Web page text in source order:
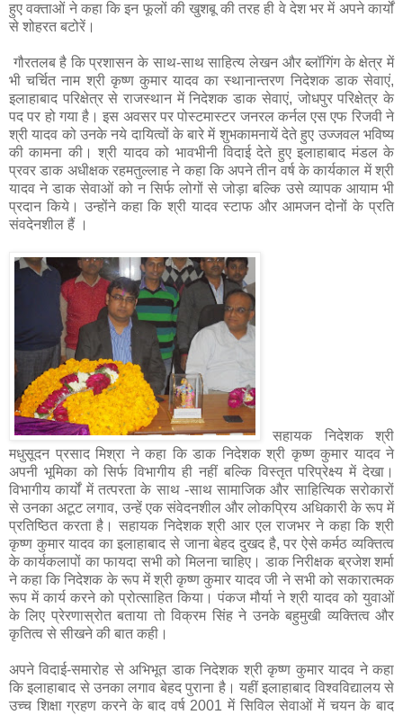
हुए वक्ताओं ने कहा कि इन फूलों की खुशबू की तरह ही वे देश भर में अपने कार्यों
से शोहरत बटोरें।
गौरतलब है कि प्रशासन के साथ-साथ साहित्य लेखन और ब्लॉगिंग के क्षेत्र में
भी चर्चित नाम श्री कृष्ण कुमार यादव का स्थानान्तरण निदेशक डाक सेवाएं,
इलाहाबाद परिक्षेत्र से राजस्थान में निदेशक डाक सेवाएं, जोधपुर परिक्षेत्र के
पद पर हो गया है। इस अवसर पर पोस्टमास्टर जनरल कर्नल एस एफ रिजवी ने
श्री यादव को उनके नये दायित्वों के बारे में शुभकामनायें देते हुए उज्जवल भविष्य
की कामना की। श्री यादव को भावभीनी विदाई देते हुए इलाहाबाद मंडल के
प्रवर डाक अधीक्षक रहमतुल्लाह ने कहा कि अपने तीन वर्ष के कार्यकाल में श्री
यादव ने डाक सेवाओं को न सिर्फ लोगों से जोड़ा बल्कि उसे व्यापक आयाम भी
प्रदान किये। उन्होंने कहा कि श्री यादव स्टाफ और आमजन दोनों के प्रति
संवदेनशील हैं ।
सहायक निदेशक श्री
मधुसूदन प्रसाद मिश्रा ने कहा कि डाक निदेशक श्री कृष्ण कुमार यादव ने
अपनी भूमिका को सिर्फ विभागीय ही नहीं बल्कि विस्तृत परिप्रेक्ष्य में देखा।
विभागीय कार्यों में तत्परता के साथ -साथ सामाजिक और साहित्यिक सरोकारों
से उनका अटूट लगाव, उन्हें एक संवेदनशील और लोकप्रिय अधिकारी के रूप में
प्रतिष्ठित करता है। सहायक निदेशक श्री आर एल राजभर ने कहा कि श्री
कृष्ण कुमार यादव का इलाहाबाद से जाना बेहद दुखद है, पर ऐसे कर्मठ व्यक्तित्व
के कार्यकलापों का फायदा सभी को मिलना चाहिए। डाक निरीक्षक ब्रजेश शर्मा
ने कहा कि निदेशक के रूप में श्री कृष्ण कुमार यादव जी ने सभी को सकारात्मक
रूप में कार्य करने को प्रोत्साहित किया। पंकज मौर्या ने श्री यादव को युवाओं
के लिए प्रेरणास्रोत बताया तो विक्रम सिंह ने उनके बहुमुखी व्यक्तित्व और
कृतित्व से सीखने की बात कही।
अपने विदाई-समारोह से अभिभूत डाक निदेशक श्री कृष्ण कुमार यादव ने कहा
कि इलाहाबाद से उनका लगाव बेहद पुराना है। यहीं इलाहाबाद विश्वविद्यालय से
उच्च शिक्षा ग्रहण करने के बाद वर्ष 2001 में सिविल सेवाओं में चयन के बाद